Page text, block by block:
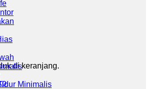
di keranjang.
Minimalis